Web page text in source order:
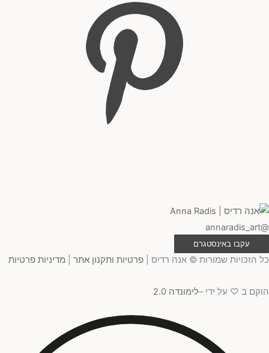
@annaradis_art
עקבו באינסטגרם
כל הזכויות שמורות © אנה רדיס | פרטיות ותקנון אתר מדיניות פרטיות
הוקם ב ♡ על ידי –לימונדה 2.0